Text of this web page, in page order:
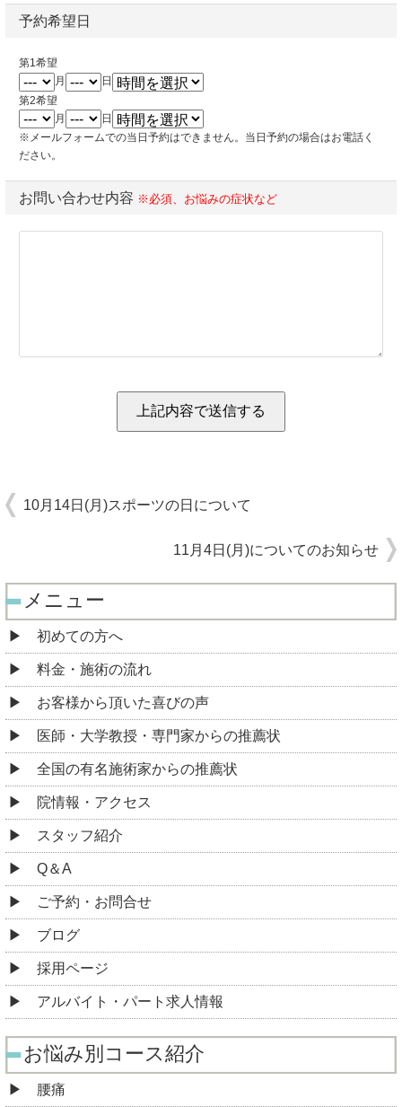
予約希望日
第1希望
月
日
第2希望
月
日
※メールフォームでの当日予約はできません。当日予約の場合はお電話く
ださい。
お問い合わせ内容 ※必須、お悩みの症状など
10月14日(月)スポーツの日について
11月4日(月)についてのお知らせ
メニュー
初めての方へ
料金・施術の流れ
お客様から頂いた喜びの声
医師・大学教授・専門家からの推薦状
全国の有名施術家からの推薦状
院情報・アクセス
スタッフ紹介
Q＆A
ご予約・お問合せ
ブログ
採用ページ
アルバイト・パート求人情報
お悩み別コース紹介
腰痛